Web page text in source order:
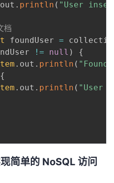
out . println ( "User
档
foundUser =
!= null )
{
. out . println (
{
. out . println ( "User
简单的 NoSQL 访问